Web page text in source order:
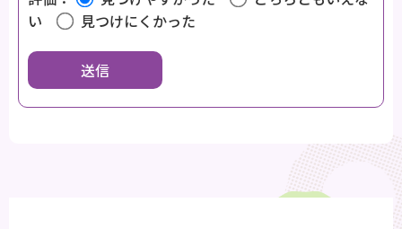
い
見つけにくかった